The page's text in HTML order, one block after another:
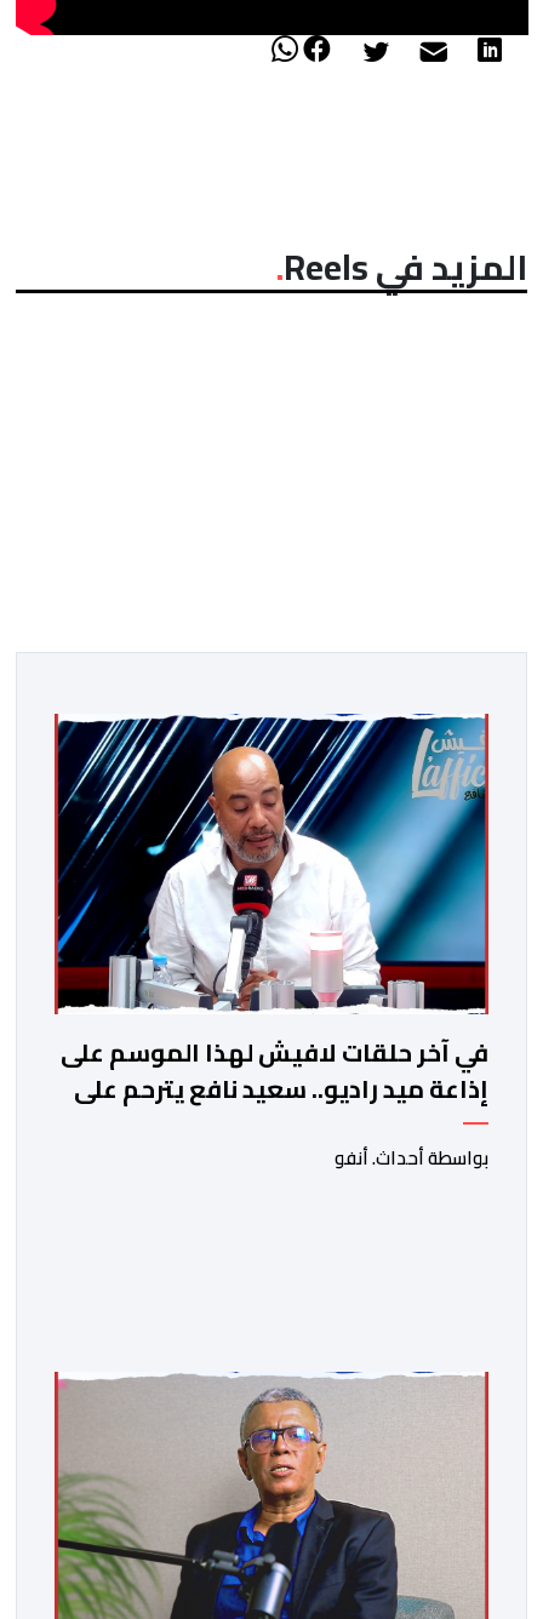
المزيد في Reels
في آخر حلقات لافيش لهذا الموسم على
إذاعة ميد راديو.. سعيد نافع يترحم على
الفقيد الكاتب والصحفي جمال زايد
بواسطة أحداث. أنفو